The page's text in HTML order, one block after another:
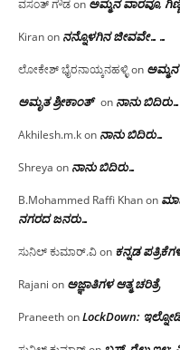
ವಸಂತ್ ಗೌಡon ಅಮ್ಮನ ವಾರವೂ,
Kiranon ನನ್ನೊಳಗಿನ ಜೀವವೇ……
ಲೋಕೇಶ್ ಭೈರನಾಯ್ಕನಹಳ್ಳಿon ಅಮ್ಮನ
ಅಮೃತ ಶ್ರೀಕಾಂತ್ on ನಾನು ಬಿದಿರು…
Akhilesh.m.kon ನಾನು ಬಿದಿರು…
Shreya on ನಾನು ಬಿದಿರು…
B.Mohammed Raffi Khanon
ನಗರದ ಜನರು…
ಸುನಿಲ್ ಕುಮಾರ್.ವಿon ಕನ್ನಡ
Rajani on ಅಜ್ಞಾತಿಗಳ ಆತ್ಮ ಚರಿತ್ರೆ
PraneethonLockDown: